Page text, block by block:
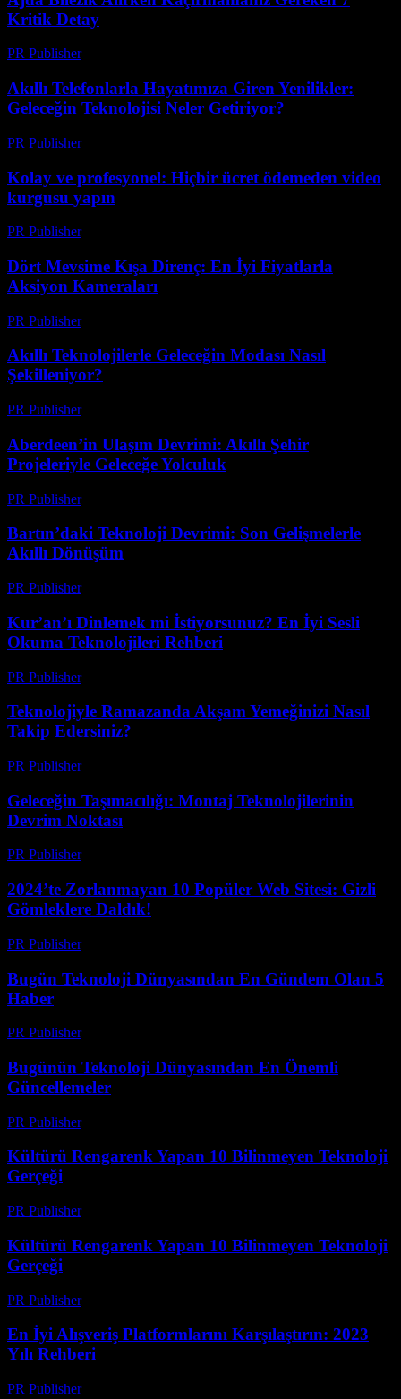
Kritik Detay
PR Publisher-
Akıllı Telefonlarla Hayatımıza Giren Yenilikler:
Geleceğin Teknolojisi Neler Getiriyor?
PR Publisher-
Kolay ve profesyonel: Hiçbir ücret ödemeden video
kurgusu yapın
PR Publisher-
Dört Mevsime Kışa Direnç: En İyi Fiyatlarla
Aksiyon Kameraları
PR Publisher-
Akıllı Teknolojilerle Geleceğin Modası Nasıl
Şekilleniyor?
PR Publisher-
Aberdeen’in Ulaşım Devrimi: Akıllı Şehir
Projeleriyle Geleceğe Yolculuk
PR Publisher-
Bartın’daki Teknoloji Devrimi: Son Gelişmelerle
Akıllı Dönüşüm
PR Publisher-
Kur’an’ı Dinlemek mi İstiyorsunuz? En İyi Sesli
Okuma Teknolojileri Rehberi
PR Publisher-
Teknolojiyle Ramazanda Akşam Yemeğinizi Nasıl
Takip Edersiniz?
PR Publisher-
Geleceğin Taşımacılığı: Montaj Teknolojilerinin
Devrim Noktası
PR Publisher-
2024’te Zorlanmayan 10 Popüler Web Sitesi: Gizli
Gömleklere Daldık!
PR Publisher-
Bugün Teknoloji Dünyasından En Gündem Olan 5
Haber
PR Publisher-
Bugünün Teknoloji Dünyasından En Önemli
Güncellemeler
PR Publisher-
Kültürü Rengarenk Yapan 10 Bilinmeyen Teknoloji
Gerçeği
PR Publisher-
Kültürü Rengarenk Yapan 10 Bilinmeyen Teknoloji
Gerçeği
PR Publisher-
En İyi Alışveriş Platformlarını Karşılaştırın: 2023
Yılı Rehberi
PR Publisher-